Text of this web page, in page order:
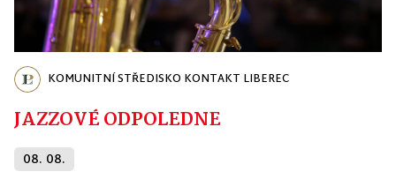
KOMUNITNÍ STŘEDISKO KONTAKT LIBEREC
JAZZOVÉ ODPOLEDNE
08. 08.